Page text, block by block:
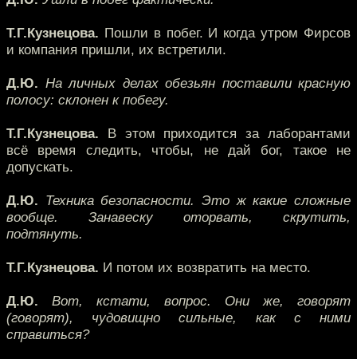
Т.Г.Кузнецова. Пошли в побег. И когда утром Фирсов
и компания пришли, их встретили.
Д.Ю. На личных делах обезьян поставили красную
полосу: склонен к побегу.
Т.Г.Кузнецова. В этом приходится за лаборантами
всё время следить, чтобы, не дай бог, такое не
допускать.
Д.Ю. Техника безопасности. Это ж какие сложные
вообще. Занавеску оторвать, скрутить,
подтянуть.
Т.Г.Кузнецова. И потом их возвратить на место.
Д.Ю. Вот, кстати, вопрос. Они же, говорят
(говорят), чудовищно сильные, как с ними
справиться?